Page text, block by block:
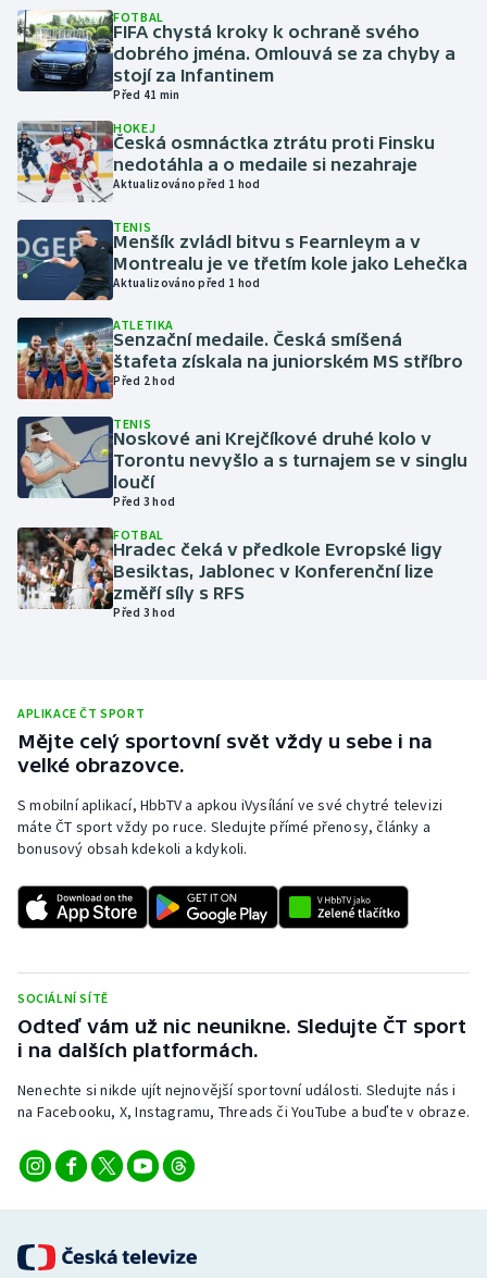
Gymnastika
Házená
Jezdectví
Judo
Krasobruslení
Lezení
Lyže a snowboard
Moderní pětiboj
Motorsport
Olympijské hry
Parasport
Plavání
Ragby
Rychlobruslení
Rychlostní kanoistika
Sportovní střelba
Stolní tenis
Triatlon
Veslování
Volejbal
FOTBAL
FIFA chystá kroky k ochraně svého
dobrého jména. Omlouvá se za chyby a
stojí za Infantinem
Před 41 min
HOKEJ
Česká osmnáctka ztrátu proti Finsku
nedotáhla a o medaile si nezahraje
Aktualizováno před 1 hod
TENIS
Menšík zvládl bitvu s Fearnleym a v
Montrealu je ve třetím kole jako Lehečka
Aktualizováno před 1 hod
ATLETIKA
Senzační medaile. Česká smíšená
štafeta získala na juniorském MS stříbro
Před 2 hod
TENIS
Noskové ani Krejčíkové druhé kolo v
Torontu nevyšlo a s turnajem se v singlu
loučí
Před 3 hod
FOTBAL
Hradec čeká v předkole Evropské ligy
Besiktas, Jablonec v Konferenční lize
změří síly s RFS
Před 3 hod
APLIKACE ČT SPORT
Mějte celý sportovní svět vždy u sebe i na
velké obrazovce.
S mobilní aplikací, HbbTV a apkou iVysílání ve své chytré televizi
máte ČT sport vždy po ruce. Sledujte přímé přenosy, články a
bonusový obsah kdekoli a kdykoli.
SOCIÁLNÍ SÍTĚ
Odteď vám už nic neunikne. Sledujte ČT sport
i na dalších platformách.
Nenechte si nikde ujít nejnovější sportovní události. Sledujte nás i
na Facebooku, X, Instagramu, Threads či YouTube a buďte v obraze.